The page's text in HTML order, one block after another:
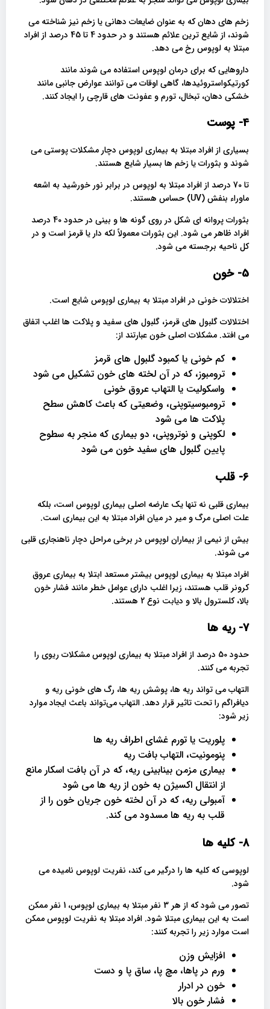
زخم های دهان که به عنوان ضایعات دهانی یا زخم نیز شناخته می
شوند، از شایع ترین علائم هستند و در حدود 4 تا 45 درصد از افراد
مبتلا به لوپوس رخ می دهد.
داروهایی که برای درمان لوپوس استفاده می شوند مانند
کورتیکواستروئیدها، گاهی اوقات می توانند عوارض جانبی مانند
خشکی دهان، تبخال، تورم و عفونت های قارچی را ایجاد کنند.
4- پوست
بسیاری از افراد مبتلا به بیماری لوپوس دچار مشکلات پوستی می
شوند و بثورات یا زخم ها بسیار شایع هستند.
تا 70 درصد از افراد مبتلا به لوپوس در برابر نور خورشید به اشعه
ماوراء بنفش (UV) حساس هستند.
بثورات پروانه ای شکل در روی گونه ها و بینی در حدود 40 درصد
افراد ظاهر می شود. این بثورات معمولاً لکه دار یا قرمز است و در
کل ناحیه برجسته می شود.
5- خون
اختلالات خونی در افراد مبتلا به بیماری لوپوس شایع است.
اختلالات گلبول های قرمز، گلبول های سفید و پلاکت ها اغلب اتفاق
می افتد. مشکلات اصلی خون عبارتند از:
کم خونی یا کمبود گلبول های قرمز
ترومبوز، که در آن لخته های خون تشکیل می شود
واسکولیت یا التهاب عروق خونی
ترومبوسیتوپنی، وضعیتی که باعث کاهش سطح
پلاکت ها می شود
لکوپنی و نوتروپنی، دو بیماری که منجر به سطوح
پایین گلبول های سفید خون می شود
6- قلب
بیماری قلبی نه تنها یک عارضه اصلی بیماری لوپوس است، بلکه
علت اصلی مرگ و میر در میان افراد مبتلا به این بیماری است.
بیش از نیمی از بیماران لوپوس در برخی مراحل دچار ناهنجاری قلبی
می شوند.
افراد مبتلا به بیماری لوپوس بیشتر مستعد ابتلا به بیماری عروق
کرونر قلب هستند، زیرا اغلب دارای عوامل خطر مانند فشار خون
بالا، کلسترول بالا و دیابت نوع 2 هستند.
7- ریه ها
حدود 50 درصد از افراد مبتلا به بیماری لوپوس مشکلات ریوی را
تجربه می کنند.
التهاب می تواند ریه ها، پوشش ریه ها، رگ های خونی ریه و
دیافراگم را تحت تاثیر قرار دهد. التهاب می‌تواند باعث ایجاد موارد
زیر شود:
پلوریت یا تورم غشای اطراف ریه ها
پنومونیت، التهاب بافت ریه
بیماری مزمن بینابینی ریه، که در آن بافت اسکار مانع
از انتقال اکسیژن به خون از ریه ها می شود
آمبولی ریه، که در آن لخته خون جریان خون را از
قلب به ریه ها مسدود می کند.
8- کلیه ها
لوپوسی که کلیه ها را درگیر می کند، نفریت لوپوس نامیده می
شود.
تصور می شود که از هر 3 نفر مبتلا به بیماری لوپوس، 1 نفر ممکن
است به این بیماری مبتلا شود. افراد مبتلا به نفریت لوپوس ممکن
است موارد زیر را تجربه کنند:
افزایش وزن
ورم در پاها، مچ پا، ساق پا و دست
خون در ادرار
فشار خون بالا